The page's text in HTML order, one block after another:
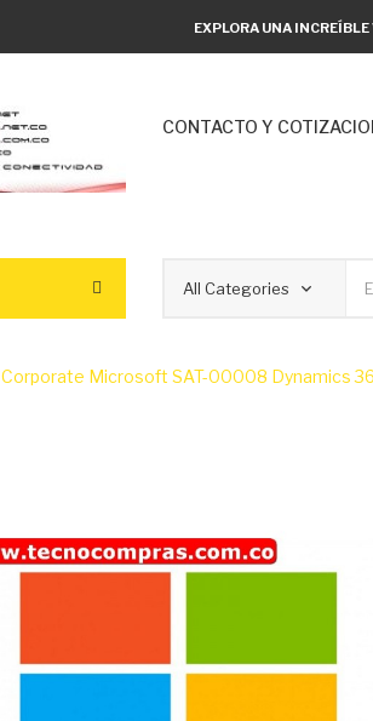
EXPLORA UNA
CONTACTO Y
Corporate Microsoft SAT-00008 Dynamics